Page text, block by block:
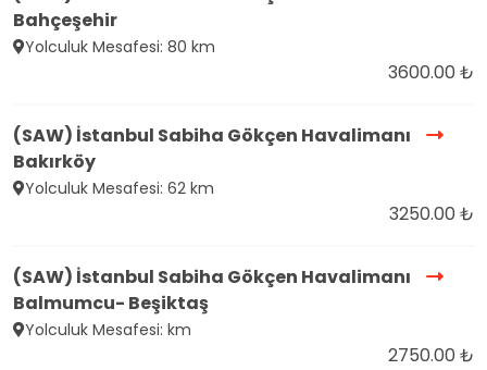
Bahçeşehir
Yolculuk Mesafesi: 80 km
3600.00 ₺
(SAW) İstanbul Sabiha Gökçen Havalimanı
Bakırköy
Yolculuk Mesafesi: 62 km
3250.00 ₺
(SAW) İstanbul Sabiha Gökçen Havalimanı
Balmumcu- Beşiktaş
Yolculuk Mesafesi: km
2750.00 ₺